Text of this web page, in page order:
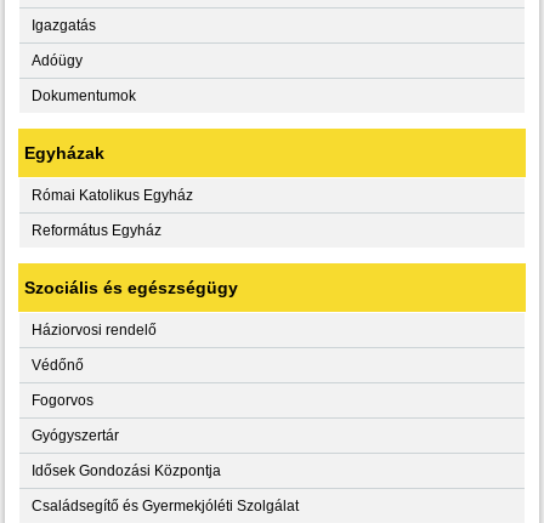
Igazgatás
Adóügy
Dokumentumok
Egyházak
Római Katolikus Egyház
Református Egyház
Szociális és egészségügy
Háziorvosi rendelő
Védőnő
Fogorvos
Gyógyszertár
Idősek Gondozási Központja
Családsegítő és Gyermekjóléti Szolgálat